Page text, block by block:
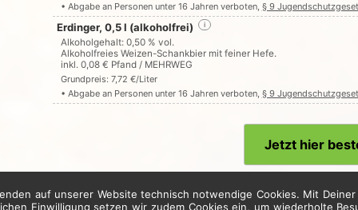
• Abgabe an Personen unter 16 Jahren verboten, § 9
Erdinger, 0,5 l (alkoholfrei) i
Alkoholgehalt: 0,50 % vol.
Alkoholfreies Weizen-Schankbier mit feiner Hefe.
inkl. 0,08 € Pfand / MEHRWEG
Grundpreis: 7,72 €/Liter
• Abgabe an Personen unter 16 Jahren verboten, § 9
Jetzt hier
* Alle Preise in Euro inkl. gesetzl. MwSt. Abbildungen können ggf. abweichen.
auf unserer Website technisch notwendige Cookies. Mit
Einwilligung setzen wir zudem Cookies ein, um wiederholte